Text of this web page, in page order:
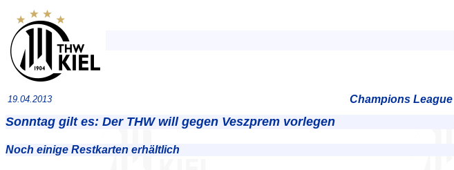
19.04.2013 Champions League
Sonntag gilt es: Der THW will gegen Veszprem vorlegen
Noch einige Restkarten erhältlich